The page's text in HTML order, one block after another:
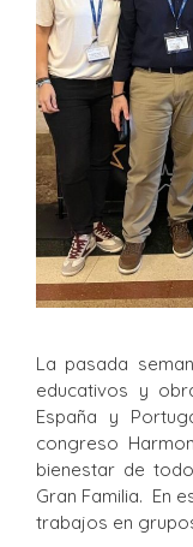
La pasada
educativos y
España y
congreso
bienestar de
Gran Familia. En
trabajos en